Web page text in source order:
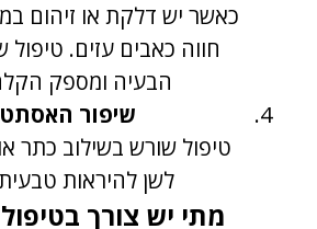
כאשר יש דלקת או זיהום
חווה כאבים עזים.
הבעיה ומספק
שיפור
טיפול שורש בשילוב כתר
לשן להיראות
מתי יש צורך